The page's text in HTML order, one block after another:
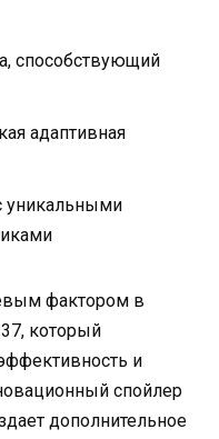
способствующий
адаптивная
уникальными
фактором в
который
и
спойлер
дополнительное